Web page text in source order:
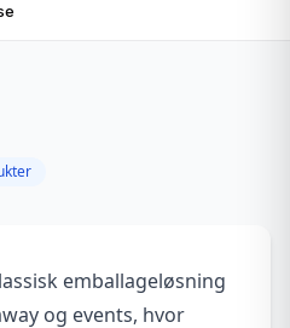
emballageløsning
og events, hvor